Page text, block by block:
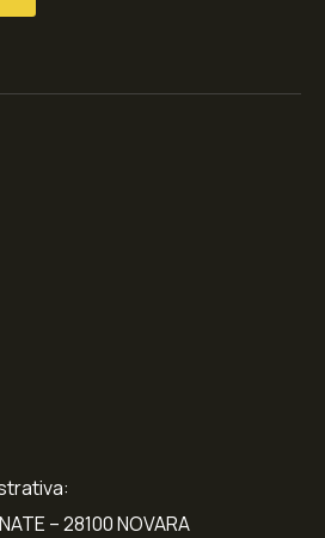
– 28100 NOVARA